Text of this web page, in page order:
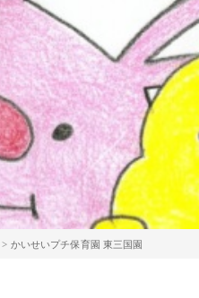
> かいせいプチ保育園 東三国園